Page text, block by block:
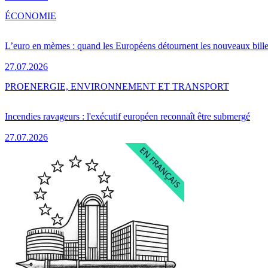
L’euro en mèmes : quand les Européens détournent les nouveaux
27.07.2026
ÉCONOMIE
Incendies ravageurs : l'exécutif européen reconnaît être submergé
27.07.2026
PROENERGIE, ENVIRONNEMENT ET TRANSPORT